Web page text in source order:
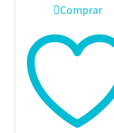
Comprar